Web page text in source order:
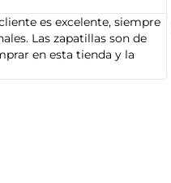
es excelente, siempre
Las zapatillas son de
en esta tienda y la